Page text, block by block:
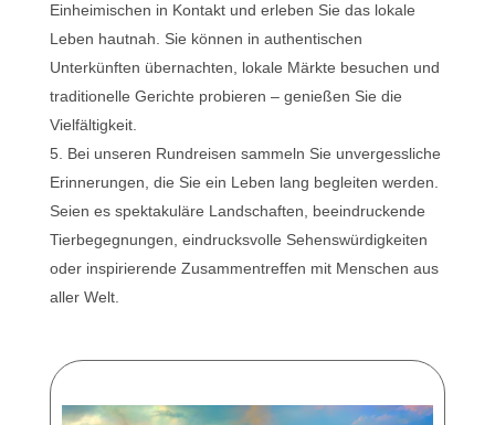
Einheimischen in Kontakt und erleben Sie das lokale
Leben hautnah. Sie können in authentischen
Unterkünften übernachten, lokale Märkte besuchen und
traditionelle Gerichte probieren – genießen Sie die
Vielfältigkeit.
Bei unseren Rundreisen sammeln Sie unvergessliche
Erinnerungen, die Sie ein Leben lang begleiten werden.
Seien es spektakuläre Landschaften, beeindruckende
Tierbegegnungen, eindrucksvolle Sehenswürdigkeiten
oder inspirierende Zusammentreffen mit Menschen aus
aller Welt.